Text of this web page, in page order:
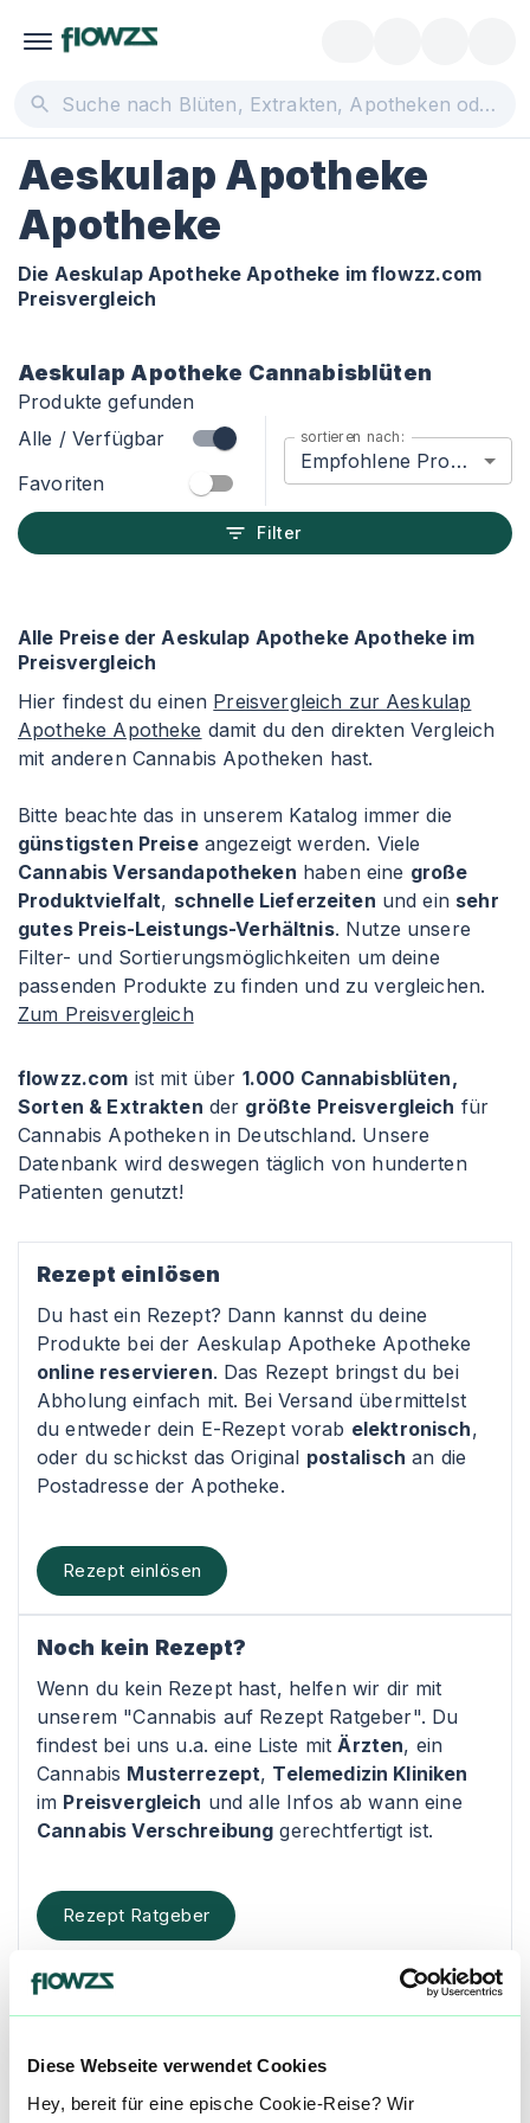
Diese Webseite verwendet Cookies
Hey, bereit für eine epische Cookie-Reise? Wir
Aeskulap Apotheke
Apotheke
Die Aeskulap Apotheke Apotheke im flowzz.com
Preisvergleich
Aeskulap Apotheke Cannabisblüten
Produkte gefunden
Alle / Verfügbar
Favoriten
sortieren nach:
Empfohlene Produkte
Filter
Alle Preise der Aeskulap Apotheke Apotheke im
Preisvergleich
Hier findest du einen Preisvergleich zur Aeskulap
Apotheke Apotheke damit du den direkten Vergleich
mit anderen Cannabis Apotheken hast.
Bitte beachte das in unserem Katalog immer die
günstigsten Preiseangezeigt werden. Viele
Cannabis Versandapotheken haben eine große
Produktvielfalt, schnelle Lieferzeiten und ein sehr
gutes Preis-Leistungs-Verhältnis. Nutze unsere
Filter- und Sortierungsmöglichkeiten um deine
passenden Produkte zu finden und zu vergleichen.
Zum Preisvergleich
flowzz.com ist mit über 1.000 Cannabisblüten,
Sorten & Extrakten der größte Preisvergleich für
Cannabis Apotheken in Deutschland. Unsere
Datenbank wird deswegen täglich von hunderten
Patienten genutzt!
Rezept einlösen
Du hast ein Rezept? Dann kannst du deine
Produkte bei der Aeskulap Apotheke Apotheke
online reservieren. Das Rezept bringst du bei
Abholung einfach mit. Bei Versand übermittelst
du entweder dein E-Rezept vorab elektronisch,
oder du schickst das Original postalisch an die
Postadresse der Apotheke.
Rezept einlösen
Noch kein Rezept?
Wenn du kein Rezept hast, helfen wir dir mit
unserem "Cannabis auf Rezept Ratgeber". Du
findest bei uns u.a. eine Liste mitÄrzten, ein
Cannabis Musterrezept, Telemedizin Kliniken
im Preisvergleich und alle Infos ab wann eine
Cannabis Verschreibung gerechtfertigt ist.
Rezept Ratgeber
Kontakt